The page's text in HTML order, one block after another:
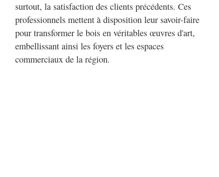
surtout, la satisfaction des clients précédents. Ces
professionnels mettent à disposition leur savoir-faire
pour transformer le bois en véritables œuvres d'art,
embellissant ainsi les foyers et les espaces
commerciaux de la région.